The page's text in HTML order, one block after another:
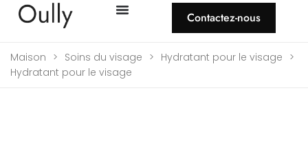
Contactez-nous
Maison > Soins du visage > Hydratant pour le visage >
Hydratant pour le visage